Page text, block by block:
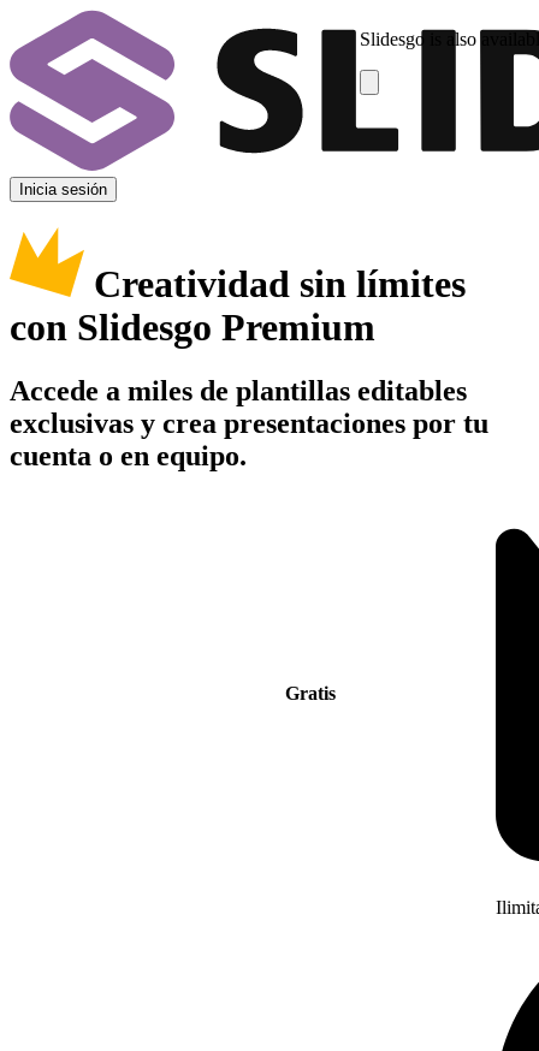
Slidesgo is also
Inicia sesión
Creatividad sin límites
con Slidesgo Premium
Accede a miles de plantillas editables
exclusivas y crea presentaciones por tu
cuenta o en equipo.
Gratis